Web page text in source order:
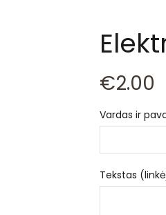
€2.00
Vardas ir
Tekstas